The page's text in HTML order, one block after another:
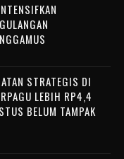
STRATEGIS DI
LEBIH RP4,4
BELUM TAMPAK